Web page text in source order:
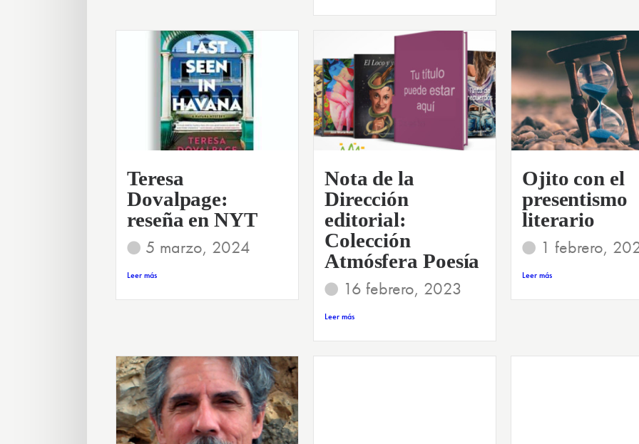
Teresa
Dovalpage:
reseña en NYT
5 marzo, 2024
Leer más
Nota de la
Dirección
editorial:
Colección
Atmósfera Poesía
16 febrero, 2023
Leer más
Ojito con el
presentismo
literario
1 febrero,
Leer más